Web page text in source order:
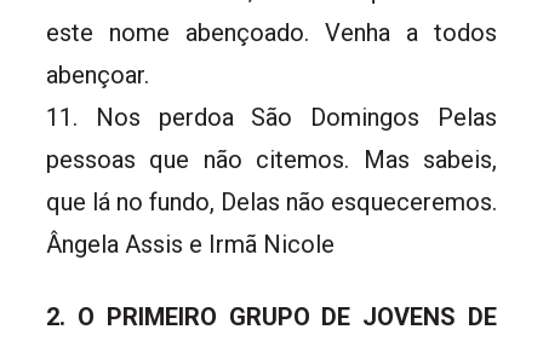
este nome abençoado. Venha a todos
abençoar.
11. Nos perdoa São Domingos Pelas
pessoas que não citemos. Mas sabeis,
que lá no fundo, Delas não esqueceremos.
Ângela Assis e Irmã Nicole
2. O PRIMEIRO GRUPO DE JOVENS DE